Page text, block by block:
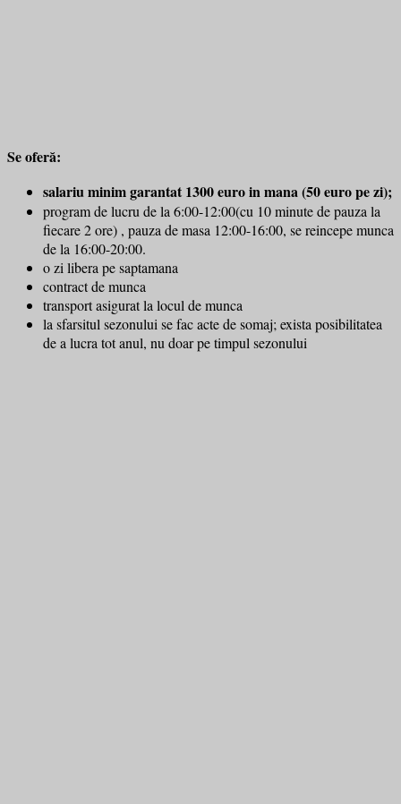
Se oferă:
salariu minim garantat 1300 euro in mana (50 euro pe zi);
program de lucru de la 6:00-12:00(cu 10 minute de pauza la
fiecare 2 ore) , pauza de masa 12:00-16:00, se reincepe munca
de la 16:00-20:00.
o zi libera pe saptamana
contract de munca
transport asigurat la locul de munca
la sfarsitul sezonului se fac acte de somaj; exista posibilitatea
de a lucra tot anul, nu doar pe timpul sezonului